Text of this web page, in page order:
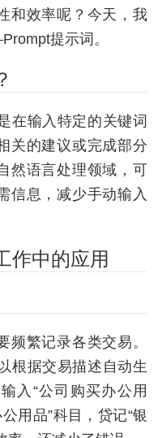
和效率呢？今天，我
提示词。
在输入特定的关键词
关的建议或完成部分
然语言处理领域，可
信息，减少手动输入
作中的应用
频繁记录各类交易。
根据交易描述自动生
入“公司购买办公用
用品”科目，贷记“银